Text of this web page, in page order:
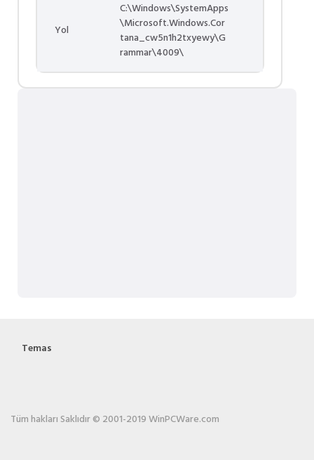
Yol
C:\Windows\SystemApps
\Microsoft.Windows.Cor
tana_cw5n1h2txyewy\G
rammar\4009\
Temas
Tüm hakları Saklıdır © 2001-2019 WinPCWare.com